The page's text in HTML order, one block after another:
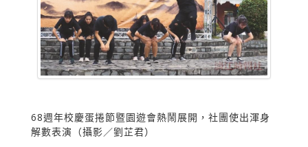
68週年校慶蛋捲節暨園遊會熱鬧展開，社團使出渾身
解數表演（攝影／劉芷君）